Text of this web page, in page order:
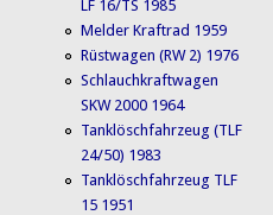
LF 16/TS 1985
Melder Kraftrad 1959
Rüstwagen (RW 2) 1976
Schlauchkraftwagen
SKW 2000 1964
Tanklöschfahrzeug (TLF
24/50) 1983
Tanklöschfahrzeug TLF
15 1951